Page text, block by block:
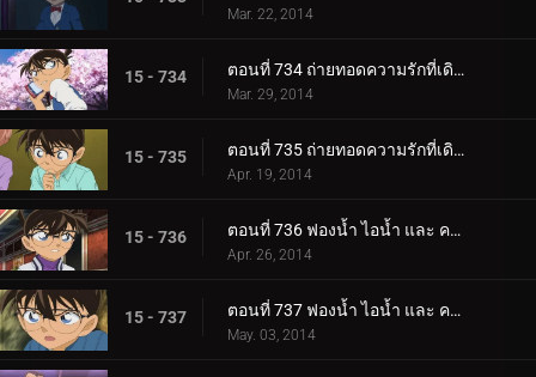
Mar. 22, 2014
15 - 734 ตอนที่ 734 ถ่ายทอดความรักที่เดิมพันด้วยชีวิต (ตอน 2)
Mar. 29, 2014
15 - 735 ตอนที่ 735 ถ่ายทอดความรักที่เดิมพันด้วยชีวิต (ตอน 3)
Apr. 19, 2014
15 - 736 ตอนที่ 736 ฟองน้ำ ไอน้ำ และ ควัน (ตอน 1)
Apr. 26, 2014
15 - 737 ตอนที่ 737 ฟองน้ำ ไอน้ำ และ ควัน (ตอน 2)
May. 03, 2014